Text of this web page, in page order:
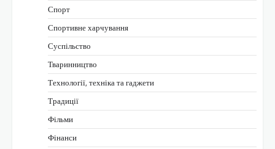
Спорт
Спортивне харчування
Суспільство
Тваринництво
Технології, техніка та гаджети
Традиції
Фільми
Фінанси